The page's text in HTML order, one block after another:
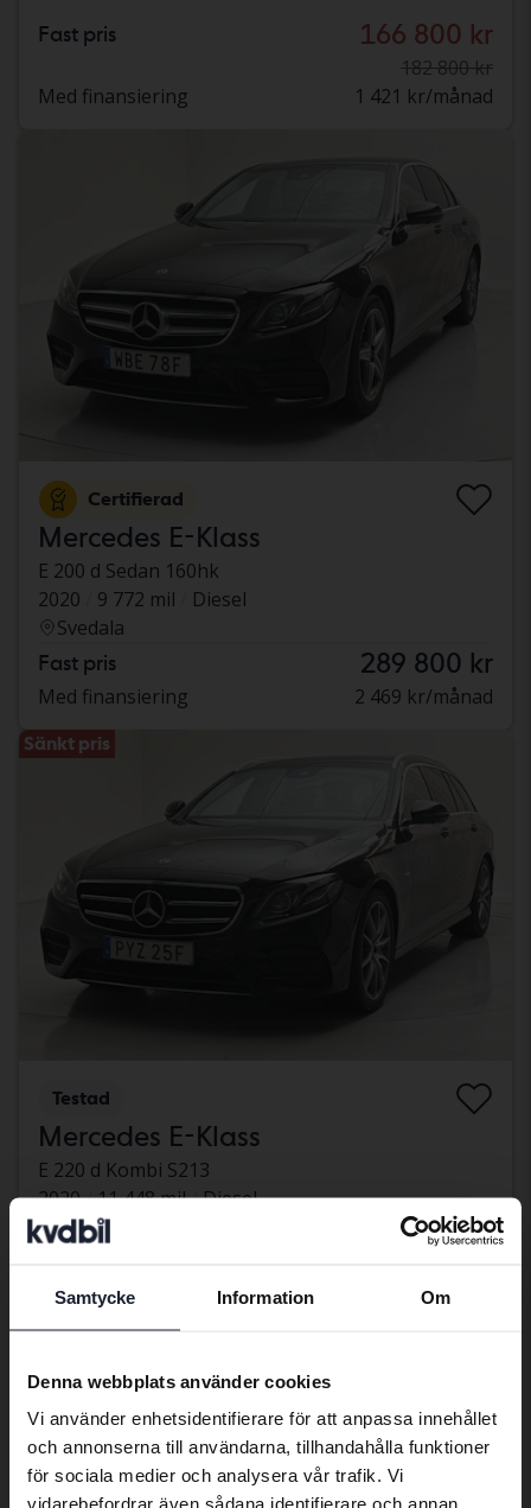
Samtycke Information Om
Denna webbplats använder cookies
Vi använder enhetsidentifierare för att anpassa innehållet
och annonserna till användarna, tillhandahålla funktioner
för sociala medier och analysera vår trafik. Vi
vidarebefordrar även sådana identifierare och annan
Fast pris 166 800 kr
182 800 kr
Med finansiering
1 421 kr/månad
Certifierad
Mercedes E-Klass
E 200 d Sedan 160hk
2020
9 772 mil
Diesel
Svedala
Fast pris 289 800 kr
Med finansiering 2 469 kr/månad
Sänkt pris
Testad
Mercedes E-Klass
E 220 d Kombi S213
2020
11 448 mil
Diesel
Svedala
305 900 kr
Med finansiering
Sänkt pris
Preferred language
We have detected that your browser
Swedish. To better service our friends
abroad we have an English language
site (kvdcars.com) that contains all the